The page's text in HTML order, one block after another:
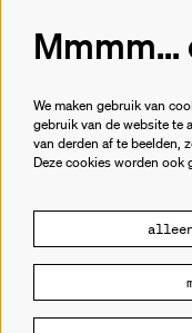
Meld
©
We maken gebruik van
gebruik van de website te
van derden af te beelden,
Deze cookies worden ook